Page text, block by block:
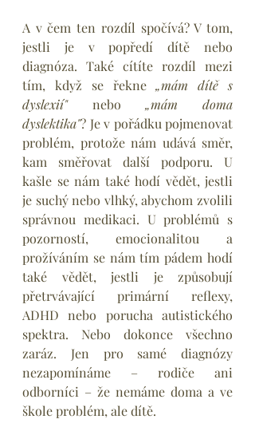
A v čem ten rozdíl spočívá? V tom,
jestli je v popředí dítě nebo
diagnóza. Také cítíte rozdíl mezi
tím, když se řekne „mám dítě s
dyslexií" nebo „mám doma
dyslektika"? Je v pořádku pojmenovat
problém, protože nám udává směr,
kam směřovat další podporu. U
kašle se nám také hodí vědět, jestli
je suchý nebo vlhký, abychom zvolili
správnou medikaci. U problémů s
pozorností, emocionalitou a
prožíváním se nám tím pádem hodí
také vědět, jestli je způsobují
přetrvávající primární reflexy,
ADHD nebo porucha autistického
spektra. Nebo dokonce všechno
zaráz. Jen pro samé diagnózy
nezapomínáme – rodiče ani
odborníci – že nemáme doma a ve
škole problém, ale dítě.